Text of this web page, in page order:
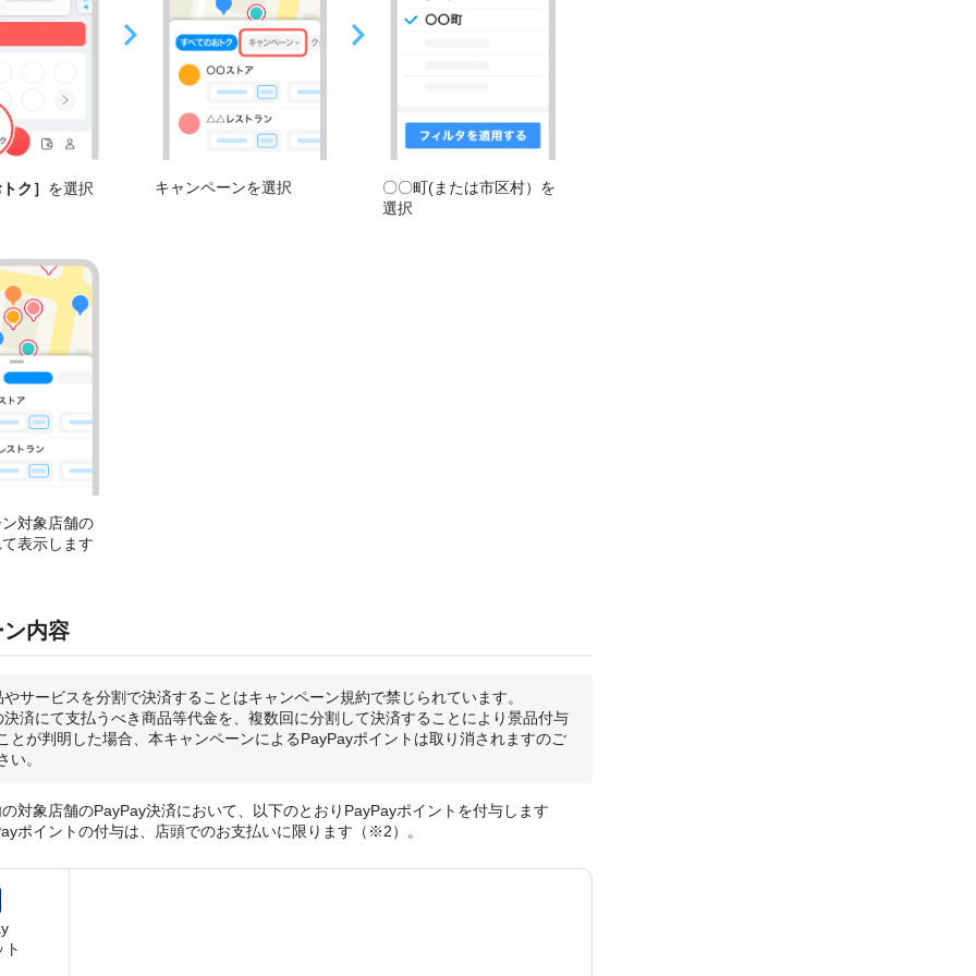
ク］ を選択 キャンペーンを選択
〇〇町(または市区村）を
選択
対象店舗の
表示します
内容
サービスを分割で決済することはキャンペーン規約で禁じられています。
決済にて支払うべき商品等代金を、複数回に分割して決済することにより景品付与
とが判明した場合、本キャンペーンによるPayPayポイントは取り消されますのご
い。
対象店舗のPayPay決済において、以下のとおりPayPayポイントを付与します
ポイントの付与は、店頭でのお支払いに限ります（※2）。
ト